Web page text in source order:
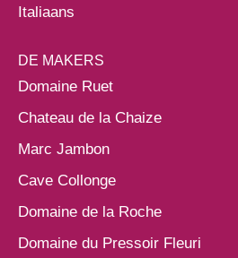
Italiaans
DE MAKERS
Domaine Ruet
Chateau de la Chaize
Marc Jambon
Cave Collonge
Domaine de la Roche
Domaine du Pressoir Fleuri